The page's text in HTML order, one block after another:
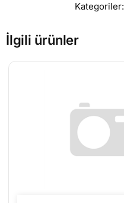
Kategoriler:
İlgili ürünler